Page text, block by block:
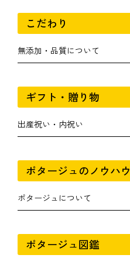
こだわり
無添加・品質について
ギフト・贈り物
出産祝い・内祝い
ポタージュのノウハウ
ポタージュについて
ポタージュ図鑑